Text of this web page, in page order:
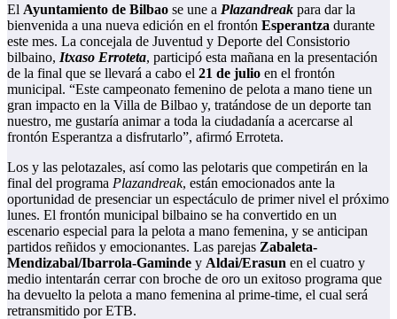
El Ayuntamiento de Bilbao se une a Plazandreak para dar la
bienvenida a una nueva edición en el frontón Esperantza durante
este mes. La concejala de Juventud y Deporte del Consistorio
bilbaino, Itxaso Erroteta, participó esta mañana en la presentación
de la final que se llevará a cabo el 21 de julio en el frontón
municipal. “Este campeonato femenino de pelota a mano tiene un
gran impacto en la Villa de Bilbao y, tratándose de un deporte tan
nuestro, me gustaría animar a toda la ciudadanía a acercarse al
frontón Esperantza a disfrutarlo”, afirmó Erroteta.
Los y las pelotazales, así como las pelotaris que competirán en la
final del programa Plazandreak, están emocionados ante la
oportunidad de presenciar un espectáculo de primer nivel el próximo
lunes. El frontón municipal bilbaino se ha convertido en un
escenario especial para la pelota a mano femenina, y se anticipan
partidos reñidos y emocionantes. Las parejas Zabaleta-
Mendizabal/Ibarrola-Gaminde y Aldai/Erasun en el cuatro y
medio intentarán cerrar con broche de oro un exitoso programa que
ha devuelto la pelota a mano femenina al prime-time, el cual será
retransmitido por ETB.